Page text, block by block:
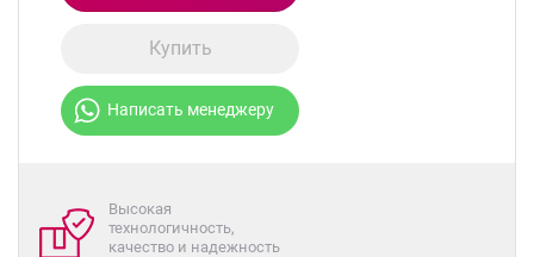
Купить
Написать менеджеру
Высокая
технологичность,
качество и надежность